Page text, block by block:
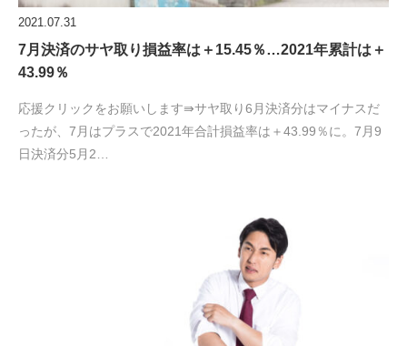
2021.07.31
7月決済のサヤ取り損益率は＋15.45％…2021年累計は＋
43.99％
応援クリックをお願いします⇛サヤ取り6月決済分はマイナスだ
ったが、7月はプラスで2021年合計損益率は＋43.99％に。7月9
日決済分5月2…